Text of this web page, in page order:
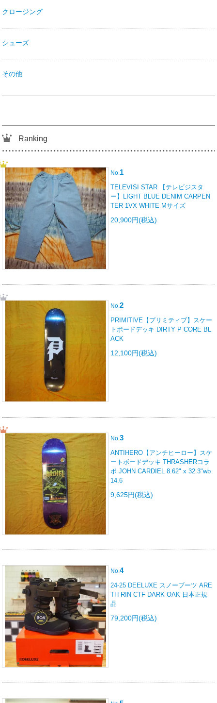
クロージング
シューズ
その他
Ranking
No.1
TELEVISI STAR 【テレビジスタ
ー】LIGHT BLUE DENIM CARPEN
TER 1VX WHITE Mサイズ
20,900円(税込)
No.2
PRIMITIVE【プリミティブ】スケー
トボードデッキ DIRTY P CORE BL
ACK
12,100円(税込)
No.3
ANTIHERO【アンチヒーロー】スケ
ートボードデッキ THRASHERコラ
ボ JOHN CARDIEL 8.62" x 32.3"wb
14.6
9,625円(税込)
No.4
24-25 DEELUXE スノーブーツ ARE
TH RIN CTF DARK OAK 日本正規
品
79,200円(税込)